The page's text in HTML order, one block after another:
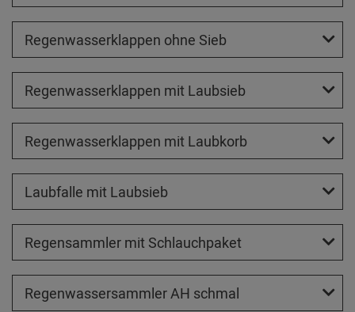
Regenwasserklappen ohne Sieb
Regenwasserklappen mit Laubsieb
Regenwasserklappen mit Laubkorb
Laubfalle mit Laubsieb
Regensammler mit Schlauchpaket
Regenwassersammler AH schmal